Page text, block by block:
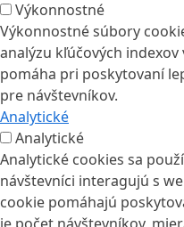
Výkonnostné
Výkonnostné súbory
analýzu kľúčových
pomáha pri poskytovaní
pre návštevníkov.
Analytické
Analytické
Analytické cookies sa
návštevníci interagujú s
cookie pomáhajú